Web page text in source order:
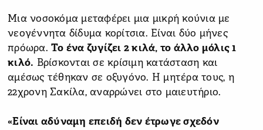
Μια νοσοκόμα μεταφέρει μια μικρή κούνια με
νεογέννητα δίδυμα κορίτσια. Είναι δύο μήνες
πρόωρα. Το ένα ζυγίζει 2 κιλά, το άλλο μόλις 1
κιλό. Βρίσκονται σε κρίσιμη κατάσταση και
αμέσως τέθηκαν σε οξυγόνο. Η μητέρα τους, η
22χρονη Σακίλα, αναρρώνει στο μαιευτήριο.
«Είναι αδύναμη επειδή δεν έτρωγε σχεδόν